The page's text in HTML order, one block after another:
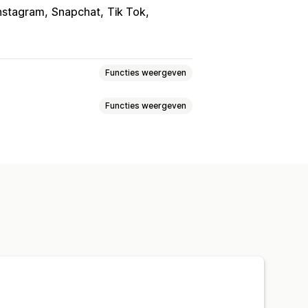
Snapchat Tik Tok
Functies weergeven
Functies weergeven